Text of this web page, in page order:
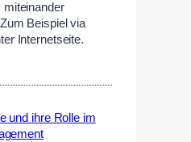
miteinander
Beispiel via
Internetseite.
und ihre Rolle im